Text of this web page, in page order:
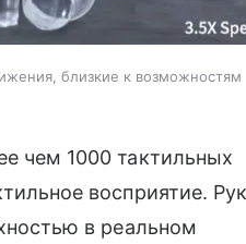
близкие к возможностям
чем 1000 тактильных
восприятие.
в реальном